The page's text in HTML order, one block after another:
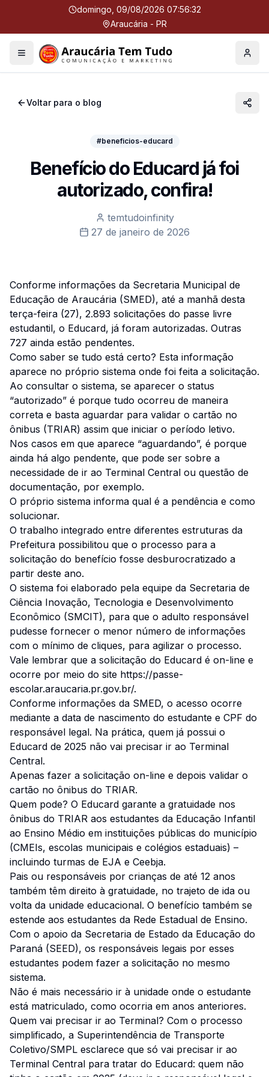
domingo, 09/08/2026 07:56:32
Araucária - PR
Menu Perfil
Voltar para o blog
#beneficios-educard
Benefício do Educard já foi
autorizado, confira!
temtudoinfinity
27 de janeiro de 2026
Conforme informações da Secretaria Municipal de
Educação de Araucária (SMED), até a manhã desta
terça-feira (27), 2.893 solicitações do passe livre
estudantil, o Educard, já foram autorizadas. Outras
727 ainda estão pendentes.
Como saber se tudo está certo? Esta informação
aparece no próprio sistema onde foi feita a solicitação.
Ao consultar o sistema, se aparecer o status
“autorizado” é porque tudo ocorreu de maneira
correta e basta aguardar para validar o cartão no
ônibus (TRIAR) assim que iniciar o período letivo.
Nos casos em que aparece “aguardando”, é porque
ainda há algo pendente, que pode ser sobre a
necessidade de ir ao Terminal Central ou questão de
documentação, por exemplo.
O próprio sistema informa qual é a pendência e como
solucionar.
O trabalho integrado entre diferentes estruturas da
Prefeitura possibilitou que o processo para a
solicitação do benefício fosse desburocratizado a
partir deste ano.
O sistema foi elaborado pela equipe da Secretaria de
Ciência Inovação, Tecnologia e Desenvolvimento
Econômico (SMCIT), para que o adulto responsável
pudesse fornecer o menor número de informações
com o mínimo de cliques, para agilizar o processo.
Vale lembrar que a solicitação do Educard é on-line e
ocorre por meio do site https://passe-
escolar.araucaria.pr.gov.br/.
Conforme informações da SMED, o acesso ocorre
mediante a data de nascimento do estudante e CPF do
responsável legal. Na prática, quem já possui o
Educard de 2025 não vai precisar ir ao Terminal
Central.
Apenas fazer a solicitação on-line e depois validar o
cartão no ônibus do TRIAR.
Quem pode? O Educard garante a gratuidade nos
ônibus do TRIAR aos estudantes da Educação Infantil
ao Ensino Médio em instituições públicas do município
(CMEIs, escolas municipais e colégios estaduais) –
incluindo turmas de EJA e Ceebja.
Pais ou responsáveis por crianças de até 12 anos
também têm direito à gratuidade, no trajeto de ida ou
volta da unidade educacional. O benefício também se
estende aos estudantes da Rede Estadual de Ensino.
Com o apoio da Secretaria de Estado da Educação do
Paraná (SEED), os responsáveis legais por esses
estudantes podem fazer a solicitação no mesmo
sistema.
Não é mais necessário ir à unidade onde o estudante
está matriculado, como ocorria em anos anteriores.
Quem vai precisar ir ao Terminal? Com o processo
simplificado, a Superintendência de Transporte
Coletivo/SMPL esclarece que só vai precisar ir ao
Terminal Central para tratar do Educard: quem não